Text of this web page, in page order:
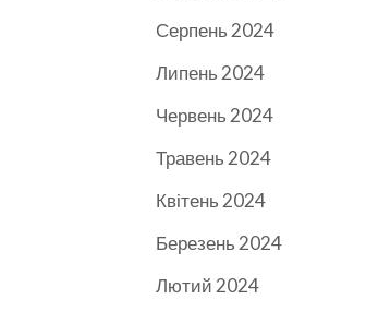
Серпень 2024
Липень 2024
Червень 2024
Травень 2024
Квітень 2024
Березень 2024
Лютий 2024